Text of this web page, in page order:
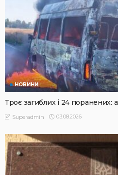
НОВИНИ
Троє загиблих і 24 поранених:
Superadmin 03.08.2026